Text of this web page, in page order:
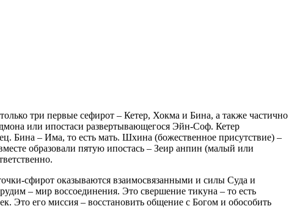
три первые сефирот – Кетер, Хокма и Бина, а также частично
или ипостаси развертывающегося Эйн-Соф. Кетер
Бина – Има, то есть мать. Шхина (божественное присутствие) –
образовали пятую ипостась – Зеир анпин (малый или
сфирот оказываются взаимосвязанными и силы Суда и
– мир воссоединения. Это свершение тикуна – то есть
Это его миссия – восстановить общение с Богом и обособить